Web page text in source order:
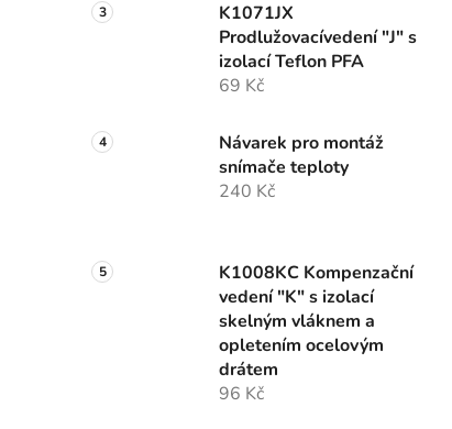
K1071JX
Prodlužovacívedení "J" s
izolací Teflon PFA
69 Kč
Návarek pro montáž
snímače teploty
240 Kč
K1008KC Kompenzační
vedení "K" s izolací
skelným vláknem a
opletením ocelovým
drátem
96 Kč